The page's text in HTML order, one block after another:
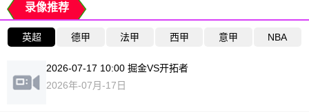
录像推荐
英超 德甲 法甲 西甲 意甲 NBA
2026-07-17 10:00 掘金VS开拓者
2026年-07月-17日